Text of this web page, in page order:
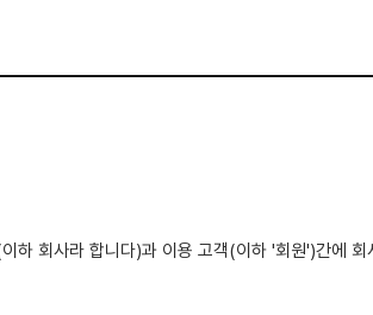
하 회사라 합니다)과 이용 고객(이하 '회원')간에